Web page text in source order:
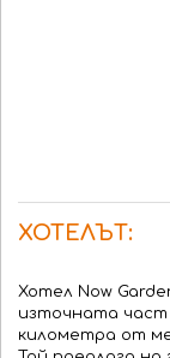
ХОТЕЛЪТ:
Хотел Now
източната част
километра от